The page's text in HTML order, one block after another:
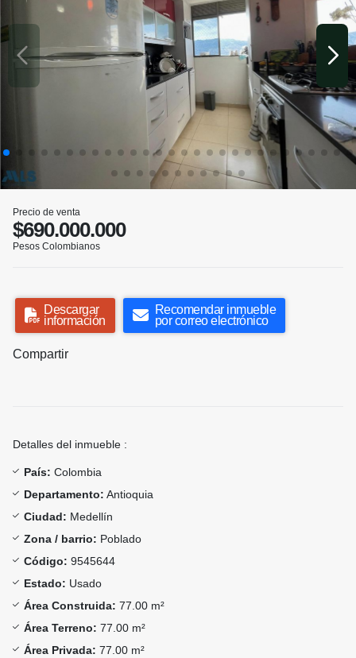
Precio de venta
$690.000.000
Pesos Colombianos
Descargar
información
Recomendar inmueble
por correo electrónico
Compartir
Detalles del inmueble :
País: Colombia
Departamento: Antioquia
Ciudad: Medellín
Zona / barrio: Poblado
Código: 9545644
Estado: Usado
Área Construida: 77.00 m²
Área Terreno: 77.00 m²
Área Privada: 77.00 m²